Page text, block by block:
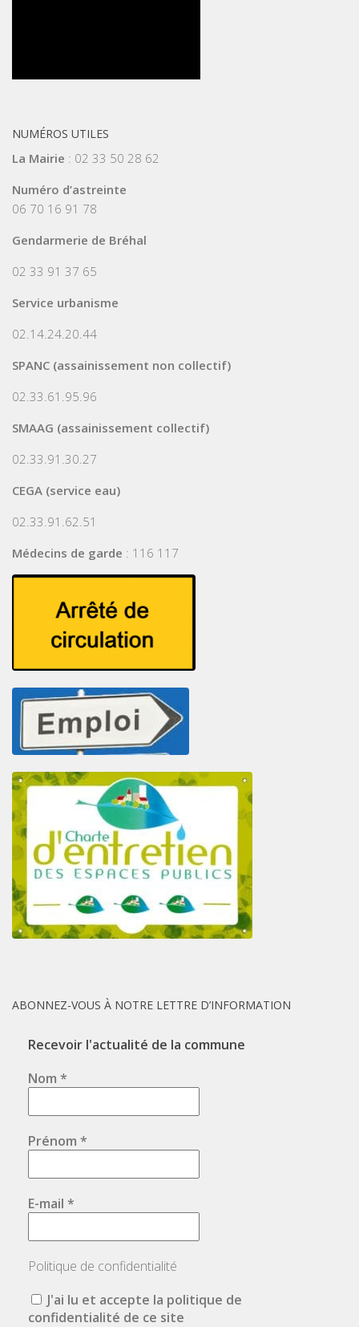
NUMÉROS UTILES
La Mairie : 02 33 50 28 62
Numéro d’astreinte
06 70 16 91 78
Gendarmerie de Bréhal
02 33 91 37 65
Service urbanisme
02.14.24.20.44
SPANC (assainissement non collectif)
02.33.61.95.96
SMAAG (assainissement collectif)
02.33.91.30.27
CEGA (service eau)
02.33.91.62.51
Médecins de garde : 116 117
ABONNEZ-VOUS À NOTRE LETTRE D’INFORMATION
Recevoir l'actualité de la commune
Nom *
Prénom *
E-mail *
Politique de confidentialité
J'ai lu et accepte la politique de
confidentialité de ce site